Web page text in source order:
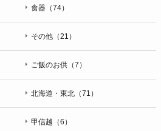
食器（74）
その他（21）
ご飯のお供（7）
北海道・東北（71）
甲信越（6）